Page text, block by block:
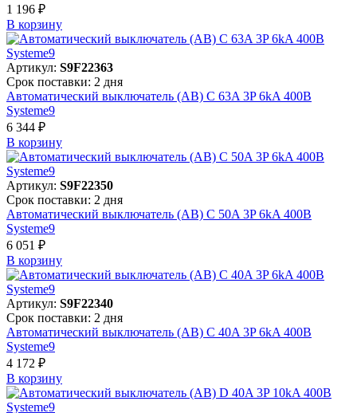
1 196 ₽
В корзинy
Артикул: S9F22363
Срок поставки: 2 дня
Автоматический выключатель (АВ) C 63A 3P 6kA 400В
Systeme9
6 344 ₽
В корзинy
Артикул: S9F22350
Срок поставки: 2 дня
Автоматический выключатель (АВ) C 50A 3P 6kA 400В
Systeme9
6 051 ₽
В корзинy
Артикул: S9F22340
Срок поставки: 2 дня
Автоматический выключатель (АВ) C 40A 3P 6kA 400В
Systeme9
4 172 ₽
В корзинy